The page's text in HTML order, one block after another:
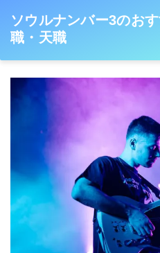
ソウルナンバー3のお
職・天職